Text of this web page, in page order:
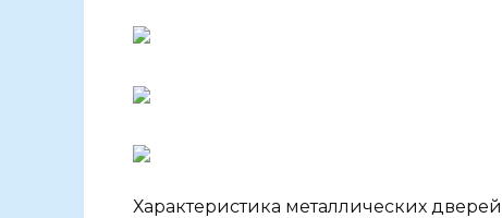
Характеристика металлических